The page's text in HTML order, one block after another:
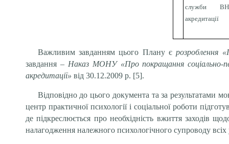
служби
акредитації
Важливим завданням цього Плану єрозроблення
завдання – Наказ МОНУ «Про покращання соціально-
акредитації» від 30.12.2009 р. [5].
Відповідно до цього документа та за результатами
центр практичної психології і соціальної роботи
де підкреслюється про необхідність вжиття заходів
налагодження належного психологічного супроводу